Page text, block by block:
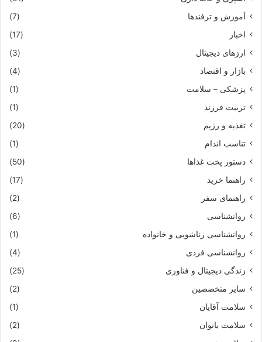
آموزش و ترفندها
(7)
اخبار
(17)
ارزهای دیجیتال
(3)
بازار و اقتصاد
(4)
پزشکی – سلامت
(1)
تربیت فرزند
(1)
تغذیه و رژیم
(20)
تناسب اندام
(1)
دستور پخت غذاها
(50)
راهنما خرید
(17)
راهنمای سفر
(2)
روانشناسی
(6)
روانشناسی زناشویی و خانواده
(1)
روانشناسی فردی
(4)
زندگی دیجیتال و فناوری
(25)
سایر متخصصین
(2)
سلامت آقایان
(1)
سلامت بانوان
(2)